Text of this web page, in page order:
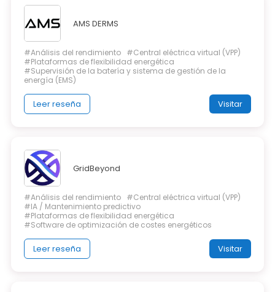
AMS DERMS
#Análisis del rendimiento #Central eléctrica virtual (VPP)
#Plataformas de flexibilidad energética
#Supervisión de la batería y sistema de gestión de la
energía (EMS)
Leer reseña Visitar
GridBeyond
#Análisis del rendimiento #Central eléctrica virtual (VPP)
#IA / Mantenimiento predictivo
#Plataformas de flexibilidad energética
#Software de optimización de costes energéticos
Leer reseña Visitar